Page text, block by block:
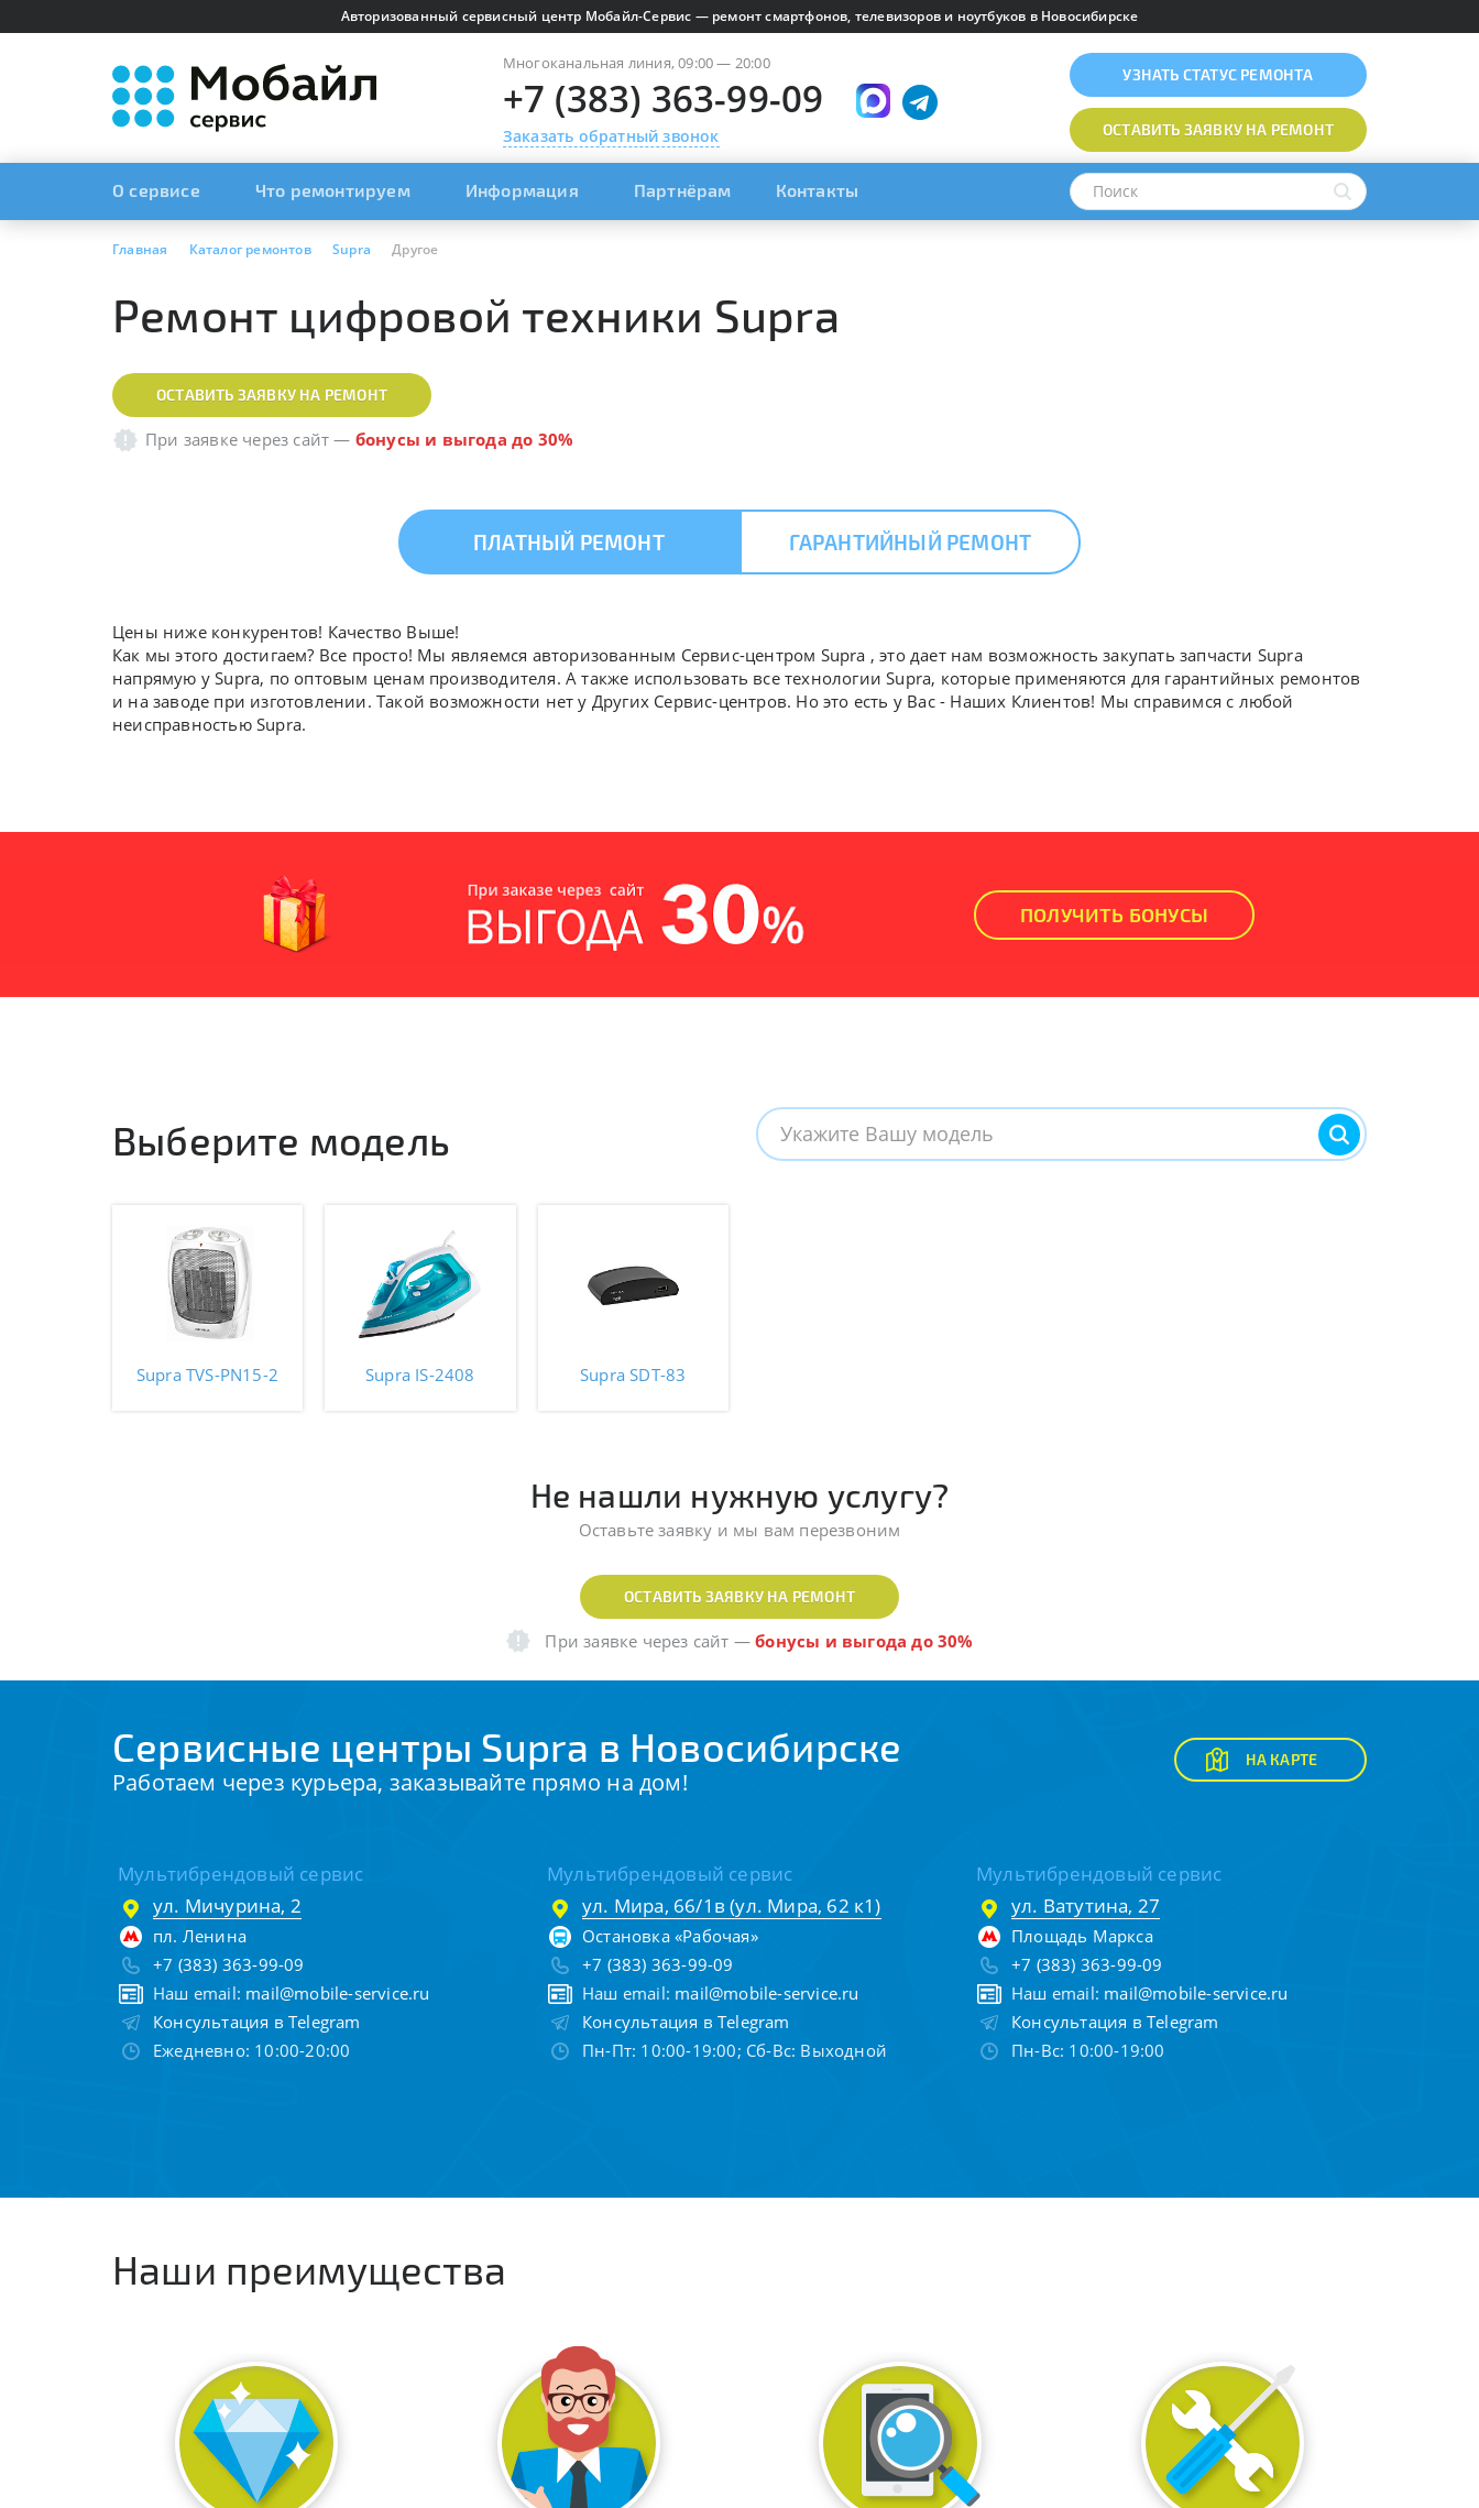
Авторизованный сервисный центр Мобайл-Сервис — ремонт смартфонов, телевизоров и ноутбуков в Новосибирске
Многоканальная линия, 09:00 — 20:00
+7 (383) 363-99-09
Заказать обратный звонок
УЗНАТЬ СТАТУС РЕМОНТА
ОСТАВИТЬ ЗАЯВКУНА РЕМОНТ
О сервисе Что ремонтируем Информация Партнёрам Контакты
Главная Каталог ремонтов Supra Другое
Ремонт цифровой техники Supra
ОСТАВИТЬ ЗАЯВКУ НА РЕМОНТ
При заявке через сайт — бонусы и выгода до 30%
ПЛАТНЫЙ РЕМОНТ ГАРАНТИЙНЫЙ РЕМОНТ
Цены ниже конкурентов! Качество Выше!
Как мы этого достигаем? Все просто! Мы являемся авторизованным Сервис-центром Supra , это дает нам возможность закупать запчасти Supra
напрямую у Supra, по оптовым ценам производителя. А также использовать все технологии Supra, которые применяются для гарантийных ремонтов
и на заводе при изготовлении. Такой возможности нет у Других Сервис-центров. Но это есть у Вас - Наших Клиентов! Мы справимся с любой
неисправностью Supra.
ПОЛУЧИТЬ БОНУСЫ
Выберите модель
Supra TVS-PN15-2 Supra IS-2408 Supra SDT-83
Не нашли нужную услугу?
Оставьте заявку и мы вам перезвоним
ОСТАВИТЬ ЗАЯВКУ НА РЕМОНТ
При заявке через сайт —бонусы и выгода до 30%
Сервисные центры Supra в Новосибирске
Работаем через курьера, заказывайте прямо на дом!
НА КАРТЕ
Мультибрендовый сервис
ул. Мичурина, 2
пл. Ленина
+7 (383) 363-99-09
Наш email: mail@mobile-service.ru
Консультация в Telegram
Ежедневно: 10:00-20:00
Мультибрендовый сервис
ул. Мира, 66/1в (ул. Мира, 62 к1)
Остановка «Рабочая»
+7 (383) 363-99-09
Наш email: mail@mobile-service.ru
Консультация в Telegram
Пн-Пт: 10:00-19:00; Сб-Вс: Выходной
Мультибрендовый сервис
ул. Ватутина, 27
Площадь Маркса
+7 (383) 363-99-09
Наш email: mail@mobile-service.ru
Консультация в Telegram
Пн-Вс: 10:00-19:00
Наши преимущества